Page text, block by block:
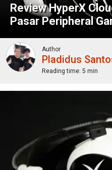
Review HyperX
Pasar Peripheral
Author
Pladidus
Reading time: 5 min